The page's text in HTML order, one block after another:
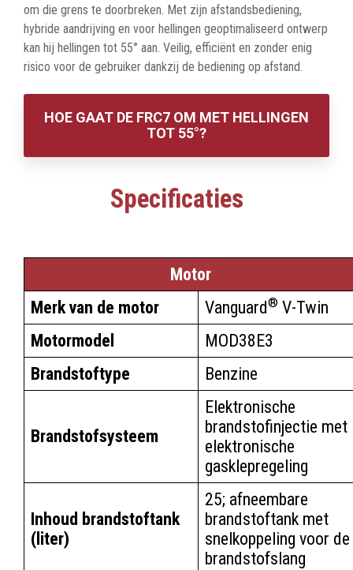
om die grens te doorbreken. Met zijn afstandsbediening,
hybride aandrijving en voor hellingen geoptimaliseerd ontwerp
kan hij hellingen tot 55° aan. Veilig, efficiënt en zonder enig
risico voor de gebruiker dankzij de bediening op afstand.
HOE GAAT DE FRC7 OM MET HELLINGEN
TOT 55°?
Specificaties
Motor
Merk van de motor
Vanguard® V-Twin
Motormodel
MOD38E3
Brandstoftype
Benzine
Brandstofsysteem
Elektronische
brandstofinjectie met
elektronische
gasklepregeling
Inhoud brandstoftank
(liter)
25; afneembare
brandstoftank met
snelkoppeling voor de
brandstofslang